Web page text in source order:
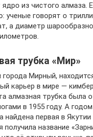
из чистого алмаза.
ученые говорят о
а диаметр
трубка «Мир»
города Мирный,
карьер в мире —
алмазная трубка была
в 1955 году. А
найдена первая в Якутии
получила название